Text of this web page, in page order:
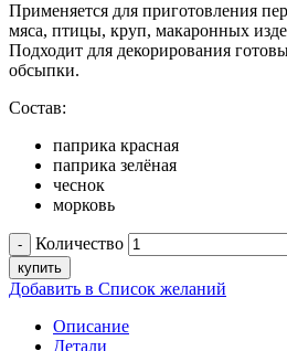
Применяется для приготовления
мяса, птицы, круп, макаронных
Подходит для декорирования
обсыпки.
Состав:
паприка красная
паприка зелёная
чеснок
морковь
Количество
купить
Добавить в Список желаний
Описание
Детали